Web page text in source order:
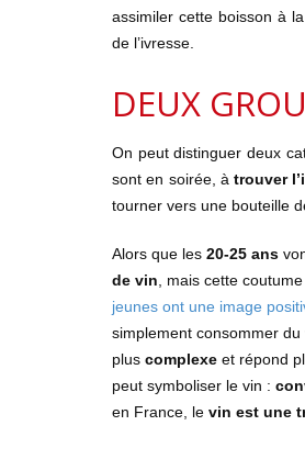
assimiler cette boisson à
de l’ivresse.
DEUX
On peut distinguer deux
sont en soirée, à trouver
tourner vers une bouteille
Alors que les 20-25 ans
de vin , mais cette
jeunes ont une image
simplement consommer du
plus complexe et répond
peut symboliser le vin :
en France, le vin est une